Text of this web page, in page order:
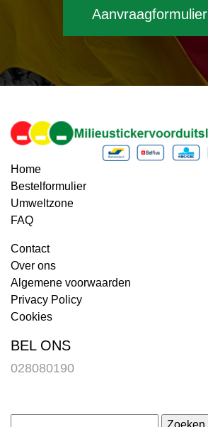
Aanvraagformulier
Home
Bestelformulier
Umweltzone
FAQ
Contact
Over ons
Algemene voorwaarden
Privacy Policy
Cookies
BEL ONS
028080190